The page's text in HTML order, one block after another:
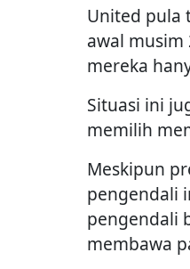
United pula
awal musim
mereka
Situasi ini
memilih
Meskipun
pengendali
pengendali
membawa